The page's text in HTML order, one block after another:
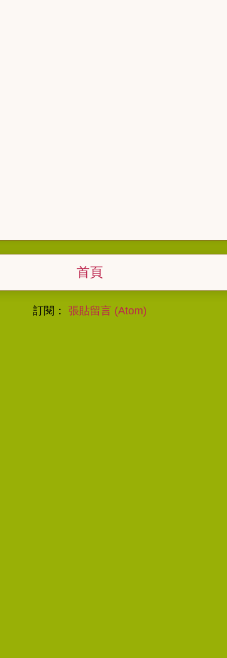
首頁
訂閱： 張貼留言 (Atom)